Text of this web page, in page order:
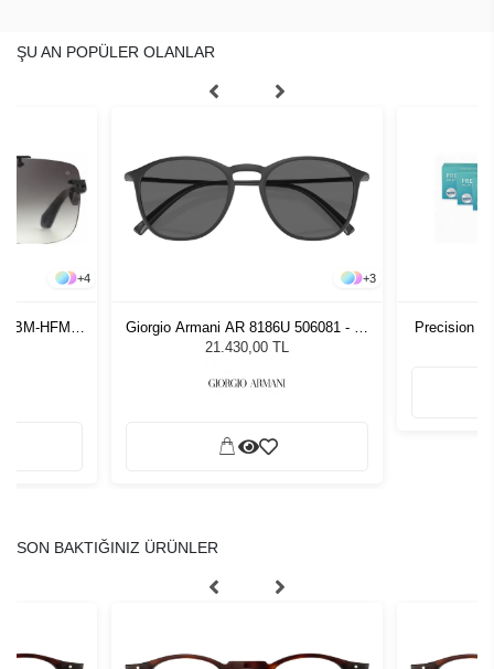
ŞU AN POPÜLER OLANLAR
+4
BM-HFM-
+3
Giorgio Armani AR 8186U 506081 - 52
Unisex Güneş Gözlüğü
21.430,00 TL
Precision 1
SON BAKTIĞINIZ ÜRÜNLER